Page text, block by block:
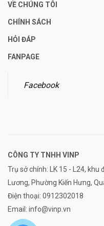
VỀ CHÚNG TÔI
CHÍNH SÁCH
HỎI ĐÁP
FANPAGE
Facebook
CÔNG TY TNHH VINP
Trụ sở chính: LK 15 - L24,
Lương, Phường Kiến Hưng,
Điện thoại: 0912302018
Email: info@vinp.vn